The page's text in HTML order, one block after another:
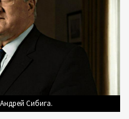
Сибига.